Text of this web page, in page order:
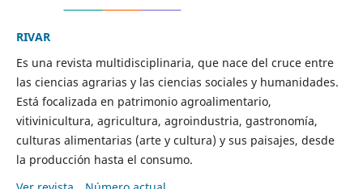
RIVAR
Es una revista multidisciplinaria, que nace del cruce entre
las ciencias agrarias y las ciencias sociales y humanidades.
Está focalizada en patrimonio agroalimentario,
vitivinicultura, agricultura, agroindustria, gastronomía,
culturas alimentarias (arte y cultura) y sus paisajes, desde
la producción hasta el consumo.